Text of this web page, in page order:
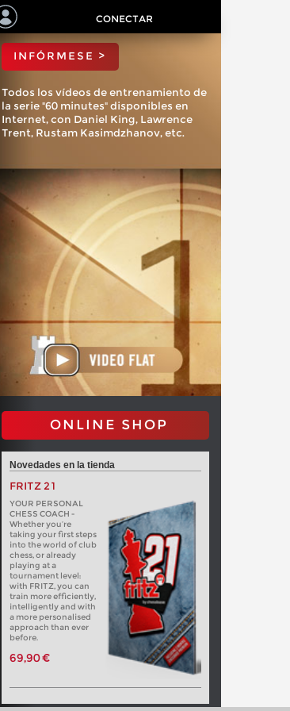
CONECTAR
ChessBase?
INFÓRMESE >
Todos los vídeos de entrenamiento de
la serie "60 minutes" disponibles en
Internet, con Daniel King, Lawrence
Trent, Rustam Kasimdzhanov, etc.
ONLINE SHOP
Novedades en la tienda
FRITZ 21
YOUR PERSONAL
CHESS COACH -
Whether you’re
taking your first steps
into the world of club
chess, or already
playing at a
tournament level:
with FRITZ, you can
train more efficiently,
intelligently and with
a more personalised
approach than ever
before.
69,90 €